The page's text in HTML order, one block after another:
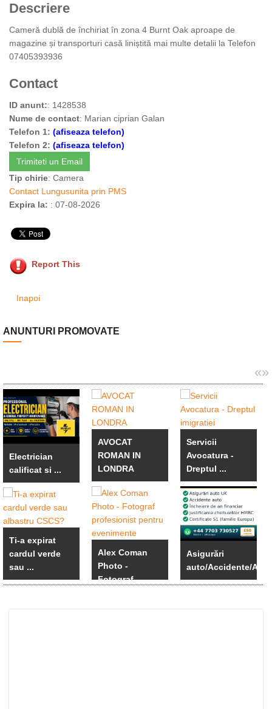
Descriere
Cameră dublă de închiriat în zona 4 Burnt Oak aproape de
magazine și transporturi casă liniștită mai multe detalii la Telefon
07405393936
Contact
ID anunt:: 1428538
Nume de contact: Marian ciprian Galan
Telefon 1: (afiseaza telefon)
Telefon 2: (afiseaza telefon)
Trimiteti un Email
Tip chirie: Camera
Contact Lungusunita prin PMS
Expira la: : 07-08-2026
Report This
Inapoi
ANUNTURI PROMOVATE
«»
Electrician
calificat si ...
Ti-a expirat
cardul verde
sau ...
AVOCAT
ROMAN IN
LONDRA
Alex Coman
Photo -
Fotograf ...
Servicii
Avocatura -
Dreptul ...
Asigurări
auto/Accidente/An
...